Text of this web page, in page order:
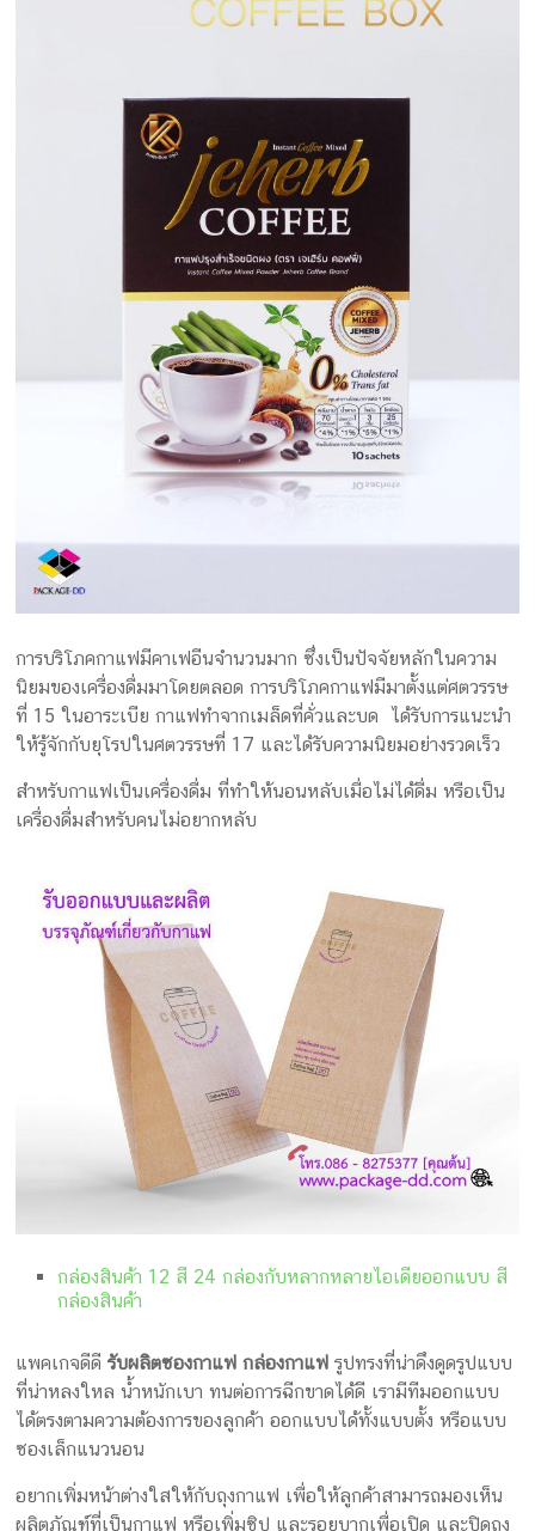
การบริโภคกาแฟมีคาเฟอีนจำนวนมาก ซึ่งเป็นปัจจัยหลักในความ
นิยมของเครื่องดื่มมาโดยตลอด การบริโภคกาแฟมีมาตั้งแต่ศตวรรษ
ที่ 15 ในอาระเบีย กาแฟทำจากเมล็ดที่คั่วและบด ได้รับการแนะนำ
ให้รู้จักกับยุโรปในศตวรรษที่ 17 และได้รับความนิยมอย่างรวดเร็ว
สำหรับกาแฟเป็นเครื่องดื่ม ที่ทำให้นอนหลับเมื่อไม่ได้ดื่ม หรือเป็น
เครื่องดื่มสำหรับคนไม่อยากหลับ
กล่องสินค้า 12 สี 24 กล่องกับหลากหลายไอเดียออกแบบ สี
กล่องสินค้า
แพคเกจดีดีรับผลิตซองกาแฟ กล่องกาแฟ รูปทรงที่น่าดึงดูดรูปแบบ
ที่น่าหลงใหล น้ำหนักเบา ทนต่อการฉีกขาดได้ดี เรามีทีมออกแบบ
ได้ตรงตามความต้องการของลูกค้า ออกแบบได้ทั้งแบบตั้ง หรือแบบ
ซองเล็กแนวนอน
อยากเพิ่มหน้าต่างใสให้กับถุงกาแฟ เพื่อให้ลูกค้าสามารถมองเห็น
ผลิตภัณฑ์ที่เป็นกาแฟ หรือเพิ่มซิป และรอยบากเพื่อเปิด และปิดถุง